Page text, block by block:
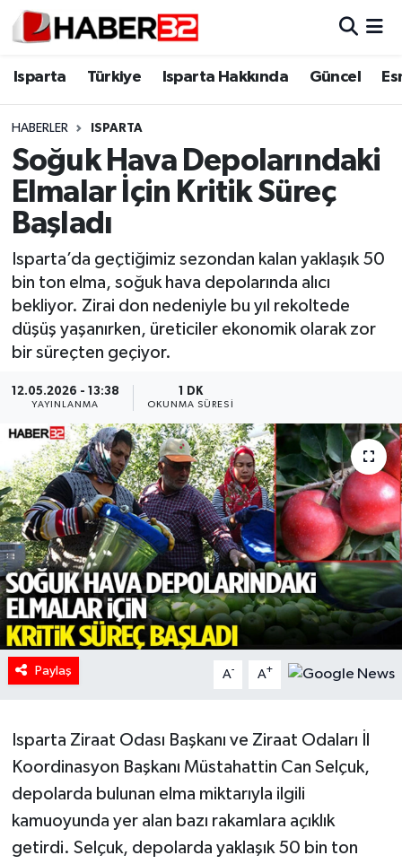
Isparta Türkiye Isparta Hakkında Güncel
HABERLER ISPARTA
Soğuk Hava Depolarındaki
Elmalar İçin Kritik Süreç
Başladı
Isparta’da geçtiğimiz sezondan kalan yaklaşık 50
bin ton elma, soğuk hava depolarında alıcı
bekliyor. Zirai don nedeniyle bu yıl rekoltede
düşüş yaşanırken, üreticiler ekonomik olarak zor
bir süreçten geçiyor.
12.05.2026 - 13:38
YAYINLANMA
1 DK
OKUNMA SÜRESI
Paylaş A- A+
Isparta Ziraat Odası Başkanı ve Ziraat Odaları İl
Koordinasyon Başkanı Müstahattin Can Selçuk,
depolarda bulunan elma miktarıyla ilgili
kamuoyunda yer alan bazı rakamlara açıklık
getirdi. Selçuk, depolarda yaklaşık 50 bin ton
Isparta
Esnaf Diyor ki;
ASAYİŞ
BİLİM VE TEKNOLOJİ
EĞİTİM
GENEL
Güncel
HABERDE İNSAN
İlginç
KÜLTÜR SANAT
MAGAZİN
Oyun
POLİTİKA
Spor
Tarihi Yapılarımız
Isparta Nöbetçi Eczaneler
Isparta Trafik Yoğunluk Haritası
Süper Lig Puan Durumu ve Fikstür
Tüm Manşetler
Son Dakika Haberleri
Haber Arşivi